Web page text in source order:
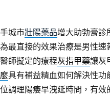
城市壯陽藥品增大助勃膏診
最直接的效果治療是男性速
師擬定的療程灰指甲藥讓灰
具有補益精血如何解決性功
調理陽痿早洩延時問，有效